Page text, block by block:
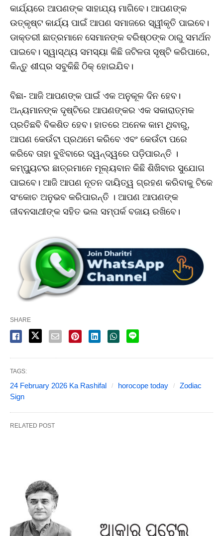
କାର୍ଯ୍ୟରେ ଆପଣଙ୍କ ସାହାଯ୍ୟ ମାଗିବେ। ଆପଣଙ୍କ
ଉତ୍କୃଷ୍ଟ କାର୍ଯ୍ୟ ପାଇଁ ଆପଣ ସମାଜରେ ସ୍ୱୀକୃତି ପାଇବେ।
ଡାକ୍ତରୀ ଛାତ୍ରମାନେ ସେମାନଙ୍କ ବରିଷ୍ଠଙ୍କ ଠାରୁ ସମର୍ଥନ
ପାଇବେ। ସ୍ୱାସ୍ଥ୍ୟ ସମସ୍ୟା କିଛି ଜଟିଳତା ସୃଷ୍ଟି କରିପାରେ,
କିନ୍ତୁ ଶୀଘ୍ର ସବୁକିଛି ଠିକ୍ ହୋଇଯିବ।
ବିଛା- ଆଜି ଆପଣଙ୍କ ପାଇଁ ଏକ ଅନୁକୂଳ ଦିନ ହେବ।
ଅନ୍ୟମାନଙ୍କ ଦୃଷ୍ଟିରେ ଆପଣଙ୍କର ଏକ ସକାରାତ୍ମକ
ପ୍ରତିଛବି ବିକଶିତ ହେବ। ହାତରେ ଅନେକ କାମ ଥିବାରୁ,
ଆପଣ କେଉଁଟା ପ୍ରଥମେ କରିବେ ଏବଂ କେଉଁଟା ପରେ
କରିବେ ତାହା ବୁଝିବାରେ ଦ୍ୱନ୍ଦ୍ୱରେ ପଡ଼ିପାରନ୍ତି ।
କମ୍ପ୍ୟୁଟର ଛାତ୍ରମାନେ ମୂଲ୍ୟବାନ କିଛି ଶିଖିବାର ସୁଯୋଗ
ପାଇବେ। ଆଜି ଆପଣ ନୂତନ ଦାୟିତ୍ୱ ଗ୍ରହଣ କରିବାକୁ ଟିକେ
ସଂକୋଚ ଅନୁଭବ କରିପାରନ୍ତି । ଆପଣ ଆପଣଙ୍କ
ଜୀବନସାଥୀଙ୍କ ସହିତ ଭଲ ସମ୍ପର୍କ ବଜାୟ ରଖିବେ।
SHARE
TAGS:
24 February 2026 Ka Rashifal horocope today
Zodiac
Sign
RELATED POST